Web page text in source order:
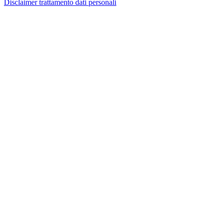
Disclaimer trattamento dati personali